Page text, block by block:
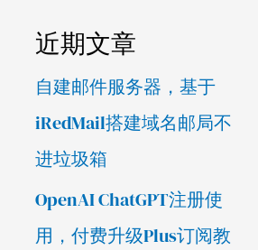
近期文章
自建邮件服务器，基于
iRedMail搭建域名邮局不
进垃圾箱
OpenAI ChatGPT注册使
用，付费升级Plus订阅教